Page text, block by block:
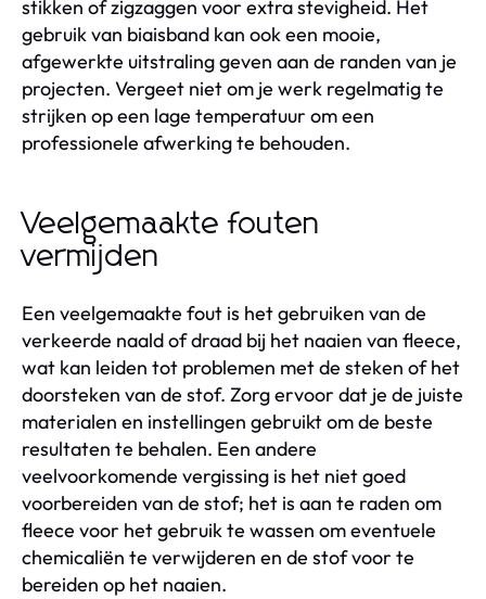
stikken of zigzaggen voor extra stevigheid. Het
gebruik van biaisband kan ook een mooie,
afgewerkte uitstraling geven aan de randen van je
projecten. Vergeet niet om je werk regelmatig te
strijken op een lage temperatuur om een
professionele afwerking te behouden.
Veelgemaakte fouten
vermijden
Een veelgemaakte fout is het gebruiken van de
verkeerde naald of draad bij het naaien van fleece,
wat kan leiden tot problemen met de steken of het
doorsteken van de stof. Zorg ervoor dat je de juiste
materialen en instellingen gebruikt om de beste
resultaten te behalen. Een andere
veelvoorkomende vergissing is het niet goed
voorbereiden van de stof; het is aan te raden om
fleece voor het gebruik te wassen om eventuele
chemicaliën te verwijderen en de stof voor te
bereiden op het naaien.